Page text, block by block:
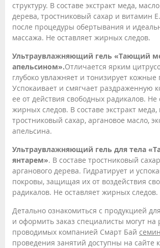
структуру. В составе экстракт меда,
дерева, тростниковый сахар и витамин
после процедуры обертывания и
массажа. Не оставляет жирных следов.
Ультраувлажняющий гель «Тающий
апельсином».Отличается ярким
глубоко увлажняет и тонизирует кожные
Успокаивает и смягчает раздраженную
ее от действия свободных радикалов. Не
жирных следов. В составе экстракт
тростниковый сахар, аргановое масло,
апельсина.
Ультраувлажняющий гель для тела
янтарем». В составе тростниковый
арганового дерева. Гидратирует и
покровы, защищая их от воздействия
радикалов. Не оставляет жирных следов.
Детально ознакомиться с продукцией
и оформить заказ специалисты могут на
проводимых компанией Смарт Бай
проведения занятий доступны на сайте